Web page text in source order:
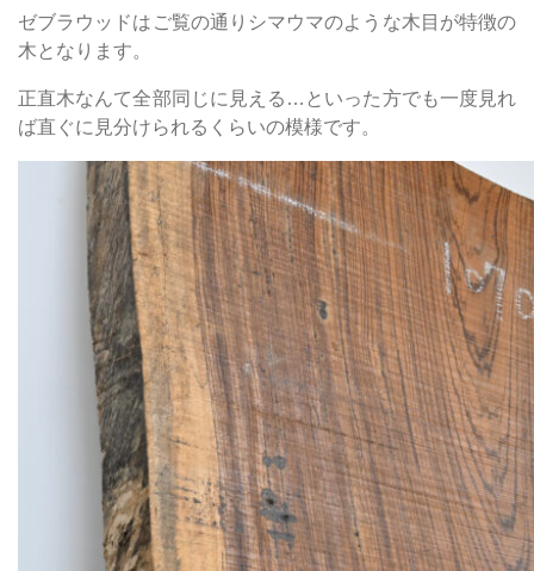
ゼブラウッドはご覧の通りシマウマのような木目が特徴の
木となります。
正直木なんて全部同じに見える…といった方でも一度見れ
ば直ぐに見分けられるくらいの模様です。